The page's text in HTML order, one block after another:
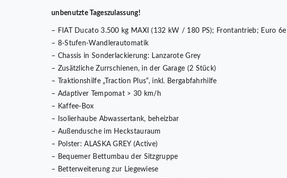
unbenutzte Tageszulassung!
– FIAT Ducato 3.500 kg MAXI (132 kW / 180 PS); Frontantrieb; Euro 6e
– 8-Stufen-Wandlerautomatik
– Chassis in Sonderlackierung: Lanzarote Grey
– Zusätzliche Zurrschienen, in der Garage (2 Stück)
– Traktionshilfe „Traction Plus“, inkl. Bergabfahrhilfe
– Adaptiver Tempomat > 30 km/h
– Kaffee-Box
– Isolierhaube Abwassertank, beheizbar
– Außendusche im Heckstauraum
– Polster: ALASKA GREY (Active)
– Bequemer Bettumbau der Sitzgruppe
– Betterweiterung zur Liegewiese